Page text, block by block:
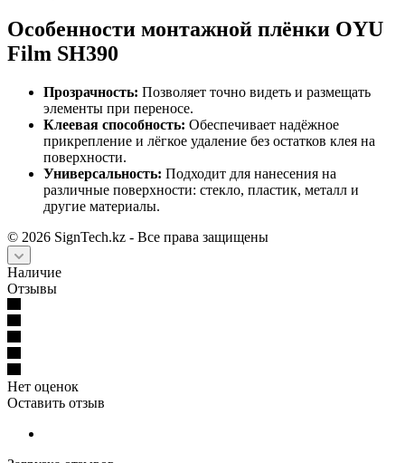
Особенности монтажной плёнки OYU
Film SH390
Прозрачность: Позволяет точно видеть и размещать
элементы при переносе.
Клеевая способность: Обеспечивает надёжное
прикрепление и лёгкое удаление без остатков клея на
поверхности.
Универсальность: Подходит для нанесения на
различные поверхности: стекло, пластик, металл и
другие материалы.
© 2026 SignTech.kz - Все права защищены
Наличие
Отзывы
Нет оценок
Оставить отзыв